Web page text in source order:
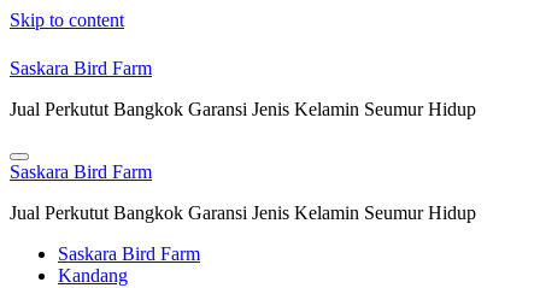
Skip to content
Saskara Bird Farm
Jual Perkutut Bangkok Garansi Jenis Kelamin Seumur Hidup
Saskara Bird Farm
Jual Perkutut Bangkok Garansi Jenis Kelamin Seumur Hidup
Saskara Bird Farm
Kandang